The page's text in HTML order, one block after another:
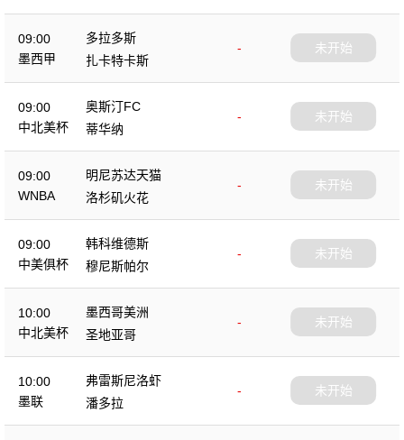
09:00
墨西甲
多拉多斯
-
扎卡特卡斯
未开始
09:00
中北美杯
奥斯汀FC
-
蒂华纳
未开始
09:00
WNBA
明尼苏达天猫
-
洛杉矶火花
未开始
09:00
中美俱杯
韩科维德斯
-
穆尼斯帕尔
未开始
10:00
中北美杯
墨西哥美洲
-
圣地亚哥
未开始
10:00
墨联
弗雷斯尼洛虾
-
潘多拉
未开始